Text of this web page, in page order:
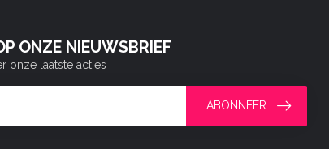
ONZE NIEUWSBRIEF
onze laatste acties
ABONNEER